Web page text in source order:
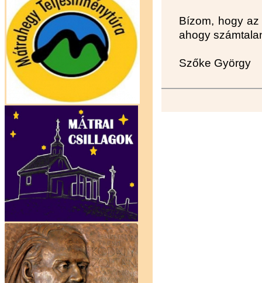
Bízom, hogy
ahogy
Szőke György